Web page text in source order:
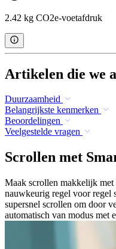
2.42 kg CO2e-voetafdruk
Artikelen die we
Duurzaamheid
Belangrijkste kenmerken
Beoordelingen
Veelgestelde vragen
Scrollen met
Maak scrollen makkelijk
nauwkeurig regel voor regel
supersnel scrollen om door
automatisch van modus met